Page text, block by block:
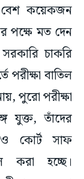
কয়েকজন
পক্ষে মত দেন
চাকরি
পরীক্ষা বাতিল
পুরো পরীক্ষা
যুক্ত, তাঁদের
কোর্ট সাফ
করা হচ্ছে।